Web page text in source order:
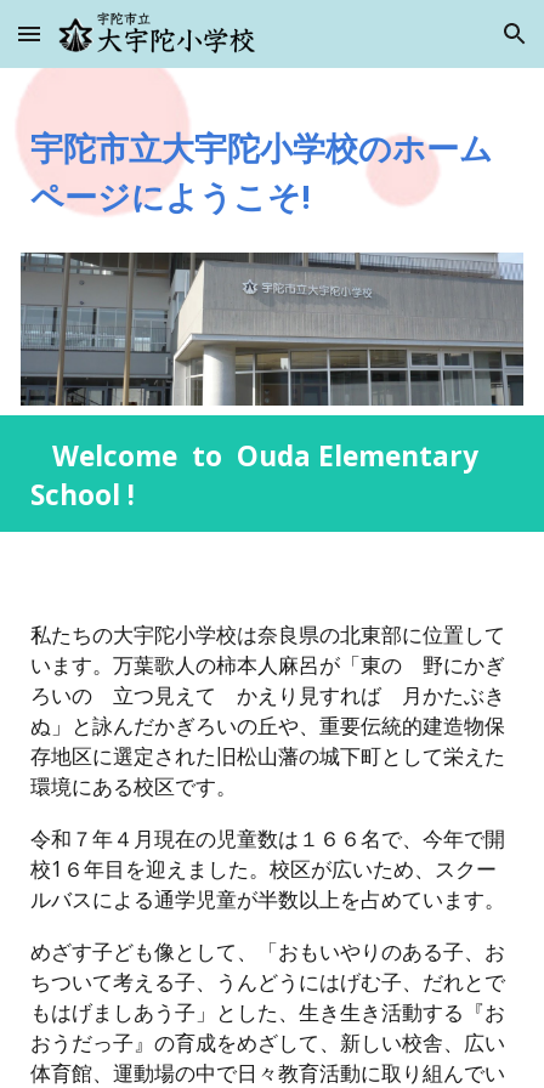
Skip to main content Skip to navigation
宇陀市立大宇陀小学校のホーム
ページにようこそ!
Welcome to Ouda Elementary
School !
私たちの大宇陀小学校は奈良県の北東部に位置して
います。万葉歌人の柿本人麻呂が「東の 野にかぎ
ろいの 立つ見えて かえり見すれば 月かたぶき
ぬ」と詠んだかぎろいの丘や、重要伝統的建造物保
存地区に選定された旧松山藩の城下町として栄えた
環境にある校区です。
令和７年４月現在の児童数は１６６名で、今年で開
校1６年目を迎えました。校区が広いため、スクー
ルバスによる通学児童が半数以上を占めています。
めざす子ども像として、「おもいやりのある子、お
ちついて考える子、うんどうにはげむ子、だれとで
もはげましあう子」とした、生き生き活動する『お
おうだっ子』の育成をめざして、新しい校舎、広い
体育館、運動場の中で日々教育活動に取り組んでい